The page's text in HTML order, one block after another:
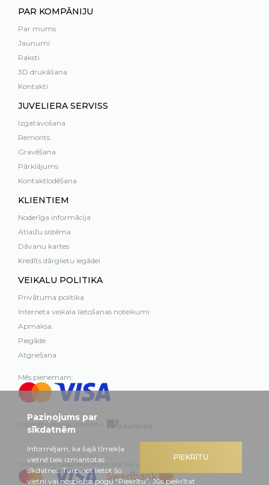
PAR KOMPĀNIJU
Par mums
Jaunumi
Raksti
3D drukāšana
Kontakti
JUVELIERA SERVISS
Izgatavošana
Remonts
Gravēšana
Pārklājums
Kontaktlodēšana
KLIENTIEM
Noderīga informācija
Atlaižu sistēma
Dāvanu kartes
Kredīts dārglietu iegādei
VEIKALU POLITIKA
Privātuma politika
Interneta veikala lietošanas noteikumi
Apmaksa
Piegāde
Atgriešana
Mēs pieņemam:
Interneta veikala izstrāde –
Droši pirkumi tiešsaistē ar Mastercard, Visa un Swedbank
PIEKRĪTU
Paziņojums par
sīkdatnēm
Informējam, ka šajā tīmekļa
vietnē tiek izmantotas
sīkdatnes. Turpinot lietot šo
vietni vai nospiežot pogu “Piekrītu”, Jūs piekrītat